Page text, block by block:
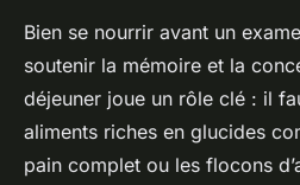
Bien se nourrir avant un
soutenir la mémoire et la
déjeuner joue un rôle clé : il
aliments riches en glucides
pain complet ou les flocons